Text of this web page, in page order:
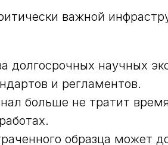
важной
долгосрочных научных
и регламентов.
больше не тратит
образца может